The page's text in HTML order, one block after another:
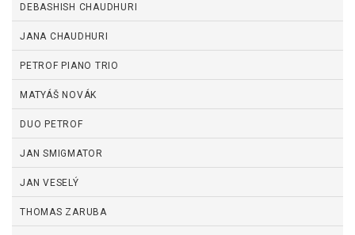
DEBASHISH CHAUDHURI
JANA CHAUDHURI
PETROF PIANO TRIO
MATYÁŠ NOVÁK
DUO PETROF
JAN SMIGMATOR
JAN VESELÝ
THOMAS ZARUBA